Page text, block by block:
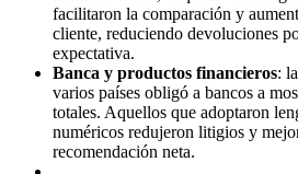
facilitaron la comparación y
cliente, reduciendo devoluciones
expectativa.
Banca y productos financieros:
varios países obligó a bancos a
totales. Aquellos que adoptaron
numéricos redujeron litigios y
recomendación neta.